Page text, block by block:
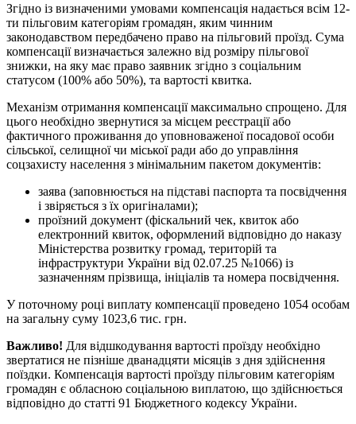
Згідно із визначеними умовами компенсація надається всім 12-
ти пільговим категоріям громадян, яким чинним
законодавством передбачено право на пільговий проїзд. Сума
компенсації визначається залежно від розміру пільгової
знижки, на яку має право заявник згідно з соціальним
статусом (100% або 50%), та вартості квитка.
Механізм отримання компенсації максимально спрощено. Для
цього необхідно звернутися за місцем реєстрації або
фактичного проживання до уповноваженої посадової особи
сільської, селищної чи міської ради або до управління
соцзахисту населення з мінімальним пакетом документів:
заява (заповнюється на підставі паспорта та посвідчення
і звіряється з їх оригіналами);
проїзний документ (фіскальний чек, квиток або
електронний квиток, оформлений відповідно до наказу
Міністерства розвитку громад, територій та
інфраструктури України від 02.07.25 №1066) із
зазначенням прізвища, ініціалів та номера посвідчення.
У поточному році виплату компенсації проведено 1054 особам
на загальну суму 1023,6 тис. грн.
Важливо! Для відшкодування вартості проїзду необхідно
звертатися не пізніше дванадцяти місяців з дня здійснення
поїздки. Компенсація вартості проїзду пільговим категоріям
громадян є обласною соціальною виплатою, що здійснюється
відповідно до статті 91 Бюджетного кодексу України.